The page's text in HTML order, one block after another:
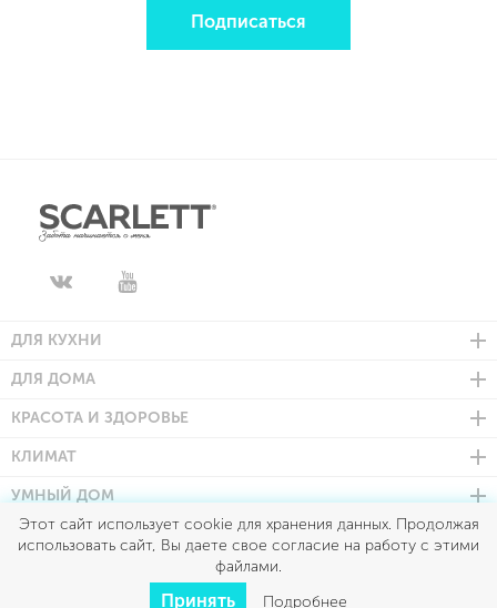
Подписаться
ДЛЯ КУХНИ
ДЛЯ ДОМА
КРАСОТА И ЗДОРОВЬЕ
КЛИМАТ
УМНЫЙ ДОМ
Scarlett © 2026
Политика конфиденциальности
Этот сайт использует cookie для хранения данных. Продолжая
использовать сайт, Вы даете свое согласие на работу с этими
файлами.
Принять Подробнее